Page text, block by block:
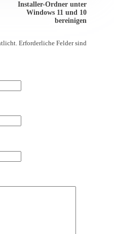
Installer-Ordner unter
Windows 11 und 10
bereinigen
Erforderliche Felder sind